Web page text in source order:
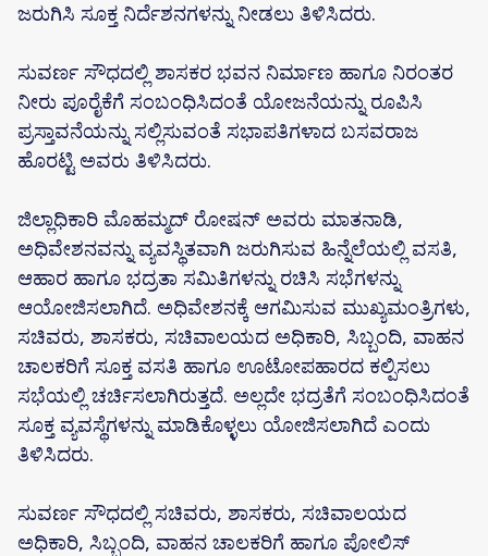
ಜರುಗಿಸಿ ಸೂಕ್ತ ನಿರ್ದೆಶನಗಳನ್ನು ನೀಡಲು ತಿಳಿಸಿದರು.
ಸುವರ್ಣ ಸೌಧದಲ್ಲಿ ಶಾಸಕರ‌ ಭವನ‌ ನಿರ್ಮಾಣ ಹಾಗೂ ನಿರಂತರ‌
ನೀರು‌‌‌ ಪೂರೈಕೆಗೆ ಸಂಬಂಧಿಸಿದಂತೆ ಯೋಜನೆಯನ್ನು ರೂಪಿಸಿ
ಪ್ರಸ್ತಾವನೆಯನ್ನು ಸಲ್ಲಿಸುವಂತೆ ಸಭಾಪತಿಗಳಾದ ಬಸವರಾಜ
ಹೊರಟ್ಟಿ ಅವರು ತಿಳಿಸಿದರು.
ಜಿಲ್ಲಾಧಿಕಾರಿ‌ ಮೊಹಮ್ಮದ್‌ ರೋಷನ್ ಅವರು‌ ಮಾತನಾಡಿ,
ಅಧಿವೇಶನವನ್ನು ವ್ಯವಸ್ಥಿತವಾಗಿ ಜರುಗಿಸುವ‌ ಹಿನ್ನೆಲೆಯಲ್ಲಿ ವಸತಿ,
ಆಹಾರ‌ ಹಾಗೂ ಭದ್ರತಾ‌ ಸಮಿತಿಗಳನ್ನು ರಚಿಸಿ ಸಭೆಗಳನ್ನು
ಆಯೋಜಿಸಲಾಗಿದೆ. ಅಧಿವೇಶನಕ್ಕೆ‌ ಆಗಮಿಸುವ ಮುಖ್ಯಮಂತ್ರಿಗಳು,
ಸಚಿವರು, ಶಾಸಕರು, ಸಚಿವಾಲಯದ ಅಧಿಕಾರಿ, ಸಿಬ್ಬಂದಿ, ವಾಹನ
ಚಾಲಕರಿಗೆ ಸೂಕ್ತ‌ ವಸತಿ‌ ಹಾಗೂ ಊಟೋಪಹಾರದ ಕಲ್ಪಿಸಲು
ಸಭೆಯಲ್ಲಿ‌ ಚರ್ಚಿಸಲಾಗಿರುತ್ತದೆ. ಅಲ್ಲದೇ ಭದ್ರತೆಗೆ ಸಂಬಂಧಿಸಿದಂತೆ
ಸೂಕ್ತ‌ ವ್ಯವಸ್ಥೆಗಳನ್ನು ಮಾಡಿಕೊಳ್ಳಲು ಯೋಜಿಸಲಾಗಿದೆ ಎಂದು
ತಿಳಿಸಿದರು.
ಸುವರ್ಣ ಸೌಧದಲ್ಲಿ ಸಚಿವರು, ಶಾಸಕರು, ಸಚಿವಾಲಯದ
ಅಧಿಕಾರಿ, ಸಿಬ್ಬಂದಿ, ವಾಹನ ಚಾಲಕರಿಗೆ ಹಾಗೂ ಪೋಲಿಸ್